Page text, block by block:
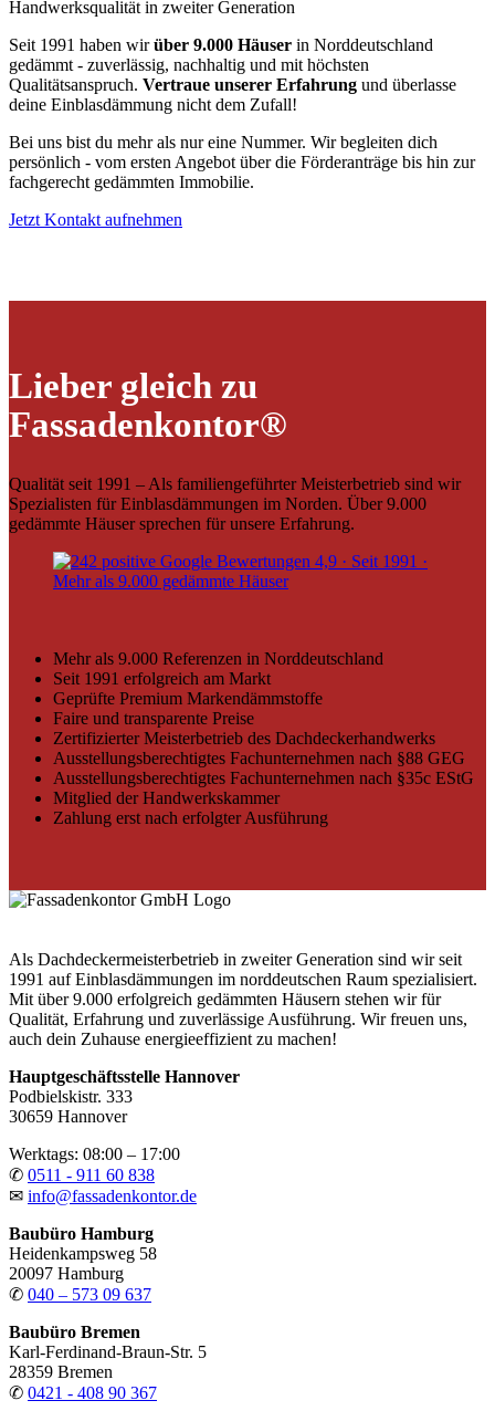
Handwerksqualität in zweiter Generation
Seit 1991 haben wirüber 9.000 Häuser in Norddeutschland
gedämmt - zuverlässig, nachhaltig und mit höchsten
Qualitätsanspruch. Vertraue unserer Erfahrung und überlasse
deine Einblasdämmung nicht dem Zufall!
Bei uns bist du mehr als nur eine Nummer. Wir begleiten dich
persönlich - vom ersten Angebot über die Förderanträge bis hin zur
fachgerecht gedämmten Immobilie.
Jetzt Kontakt aufnehmen
Lieber gleich zu
Fassadenkontor®
Qualität seit 1991 – Als familiengeführter Meisterbetrieb sind wir
Spezialisten für Einblasdämmungen im Norden. Über 9.000
gedämmte Häuser sprechen für unsere Erfahrung.
Mehr als 9.000 Referenzen in Norddeutschland
Seit 1991 erfolgreich am Markt
Geprüfte Premium Markendämmstoffe
Faire und transparente Preise
Zertifizierter Meisterbetrieb des Dachdeckerhandwerks
Ausstellungsberechtigtes Fachunternehmen nach §88 GEG
Ausstellungsberechtigtes Fachunternehmen nach §35c EStG
Mitglied der Handwerkskammer
Zahlung erst nach erfolgter Ausführung
Als Dachdeckermeisterbetrieb in zweiter Generation sind wir seit
1991 auf Einblasdämmungen im norddeutschen Raum spezialisiert.
Mit über 9.000 erfolgreich gedämmten Häusern stehen wir für
Qualität, Erfahrung und zuverlässige Ausführung. Wir freuen uns,
auch dein Zuhause energieeffizient zu machen!
Hauptgeschäftsstelle Hannover
Podbielskistr. 333
30659 Hannover
Werktags: 08:00 – 17:00
✆ 0511 - 911 60 838
✉ info@fassadenkontor.de
Baubüro Hamburg
Heidenkampsweg 58
20097 Hamburg
✆ 040 – 573 09 637
Baubüro Bremen
Karl-Ferdinand-Braun-Str. 5
28359 Bremen
✆ 0421 - 408 90 367